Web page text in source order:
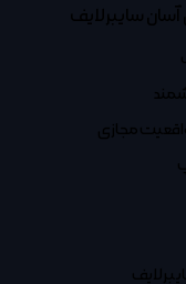
سایبرلایف
مجازی